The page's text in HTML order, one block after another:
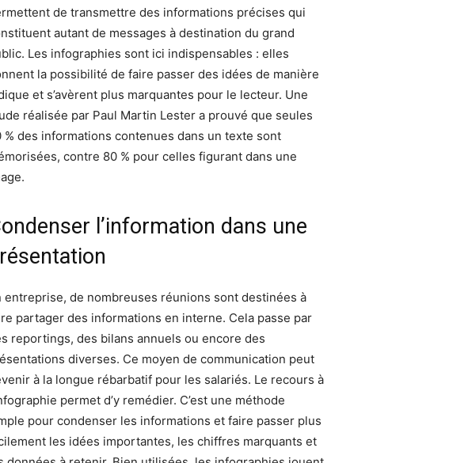
de transmettre des informations précises qui
autant de messages à destination du grand
Les infographies sont ici indispensables : elles
la possibilité de faire passer des idées de manière
et s’avèrent plus marquantes pour le lecteur. Une
réalisée par Paul Martin Lester a prouvé que seules
% des informations contenues dans un texte sont
contre 80 % pour celles figurant dans une
l’information dans une
entreprise, de nombreuses réunions sont destinées à
partager des informations en interne. Cela passe par
reportings, des bilans annuels ou encore des
diverses. Ce moyen de communication peut
à la longue rébarbatif pour les salariés. Le recours à
permet d’y remédier. C’est une méthode
pour condenser les informations et faire passer plus
les idées importantes, les chiffres marquants et